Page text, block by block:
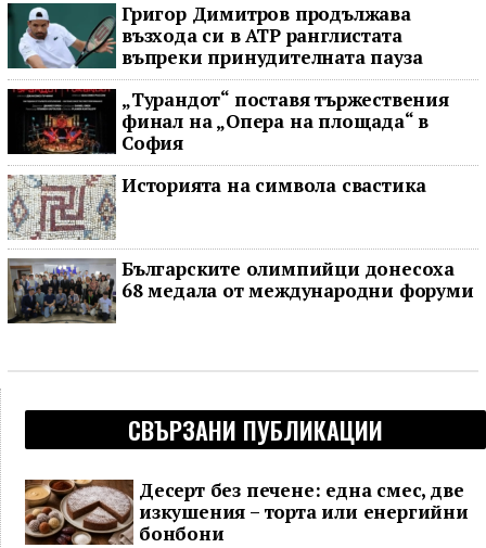
Григор Димитров продължава
възхода си в ATP ранглистата
въпреки принудителната пауза
„Турандот“ поставя тържествения
финал на „Опера на площада“ в
София
Историята на символа свастика
Българските олимпийци донесоха
68 медала от международни форуми
СВЪРЗАНИ ПУБЛИКАЦИИ
Десерт без печене: една смес, две
изкушения – торта или енергийни
бонбони